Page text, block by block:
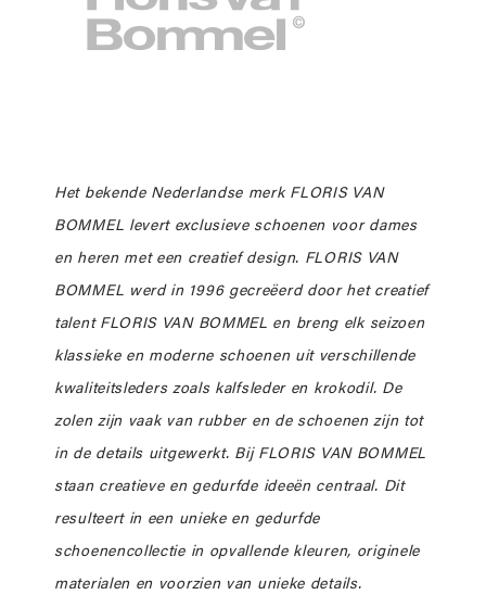
Het bekende Nederlandse merk FLORIS VAN
BOMMEL levert exclusieve schoenen voor dames
en heren met een creatief design. FLORIS VAN
BOMMEL werd in 1996 gecreëerd door het creatief
talent FLORIS VAN BOMMEL en breng elk seizoen
klassieke en moderne schoenen uit verschillende
kwaliteitsleders zoals kalfsleder en krokodil. De
zolen zijn vaak van rubber en de schoenen zijn tot
in de details uitgewerkt. Bij FLORIS VAN BOMMEL
staan creatieve en gedurfde ideeën centraal. Dit
resulteert in een unieke en gedurfde
schoenencollectie in opvallende kleuren, originele
materialen en voorzien van unieke details.